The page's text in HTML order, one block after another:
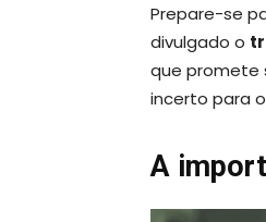
Prepare-se
divulgado o
que promete
incerto para
A